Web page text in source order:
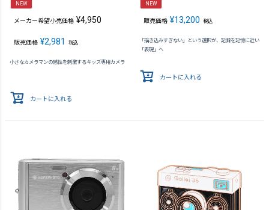
NEW
メーカー希望小売価格 ¥4,950
販売価格 ¥2,981 税込
小さなカメラマンの感性を刺激するキッズ専用カメラ
カートに入れる
NEW
販売価格 ¥13,200 税込
「描き込みすぎない」という選択が、記録を記憶に近い
「表現」へ
カートに入れる